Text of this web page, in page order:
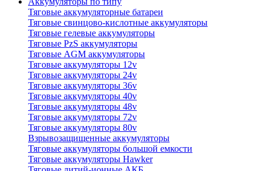
Тяговые аккумуляторные батареи
Тяговые свинцово-кислотные аккумуляторы
Тяговые гелевые аккумуляторы
Тяговые PzS аккумуляторы
Тяговые AGM аккумуляторы
Тяговые аккумуляторы 12v
Тяговые аккумуляторы 24v
Тяговые аккумуляторы 36v
Тяговые аккумуляторы 40v
Тяговые аккумуляторы 48v
Тяговые аккумуляторы 72v
Тяговые аккумуляторы 80v
Взрывозащищенные аккумуляторы
Тяговые аккумуляторы большой емкости
Тяговые аккумуляторы Hawker